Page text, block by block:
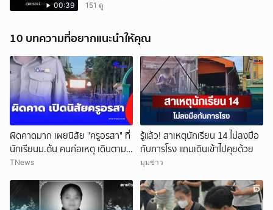
00:39 151 ดู
10 บทความที่อยากแนะนำให้คุณ
ผิดคาดมาก เผยนิสัย "ครูอรสา" ที่
นักเรียนม.ต้น คนก่อเหตุ เดินตาม
หา
TNews
รู้แล้ว! สาเหตุนักเรียน 14 ไม่ลงมือ
กับภารโรง แถมเดินเข้าไปคุยด้วย
มุมข่าว